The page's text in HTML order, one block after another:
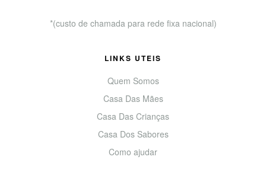
*(custo de chamada para rede fixa nacional)
LINKS UTEIS
Quem Somos
Casa Das Mães
Casa Das Crianças
Casa Dos Sabores
Como ajudar